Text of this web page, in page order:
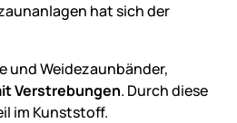
hat sich der
und Weidezaunbänder,
Verstrebungen. Durch diese
im Kunststoff.